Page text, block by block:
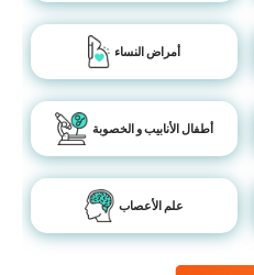
أمراض النساء
أطفال الأنابيب و الخصوبة
علم الأعصاب